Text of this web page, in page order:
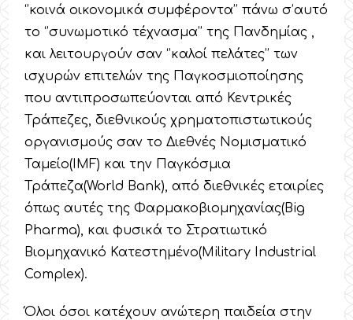
‘’κοινά οικονομικά συμφέροντα’’ πάνω σ’αυτό
το ‘’συνωμοτικό τέχνασμα’’ της Πανδημίας ,
και λειτουργούν σαν ‘’καλοί πελάτες’’ των
ισχυρών επιτελών της Παγκοσμιοποίησης
που αντιπροσωπεύονται από Κεντρικές
Τράπεζες, διεθνικούς χρηματοπιστωτικούς
οργανισμούς σαν το Διεθνές Νομισματικό
Ταμείο(IMF) και την Παγκόσμια
Τράπεζα(World Bank), από διεθνικές εταιρίες
όπως αυτές της Φαρμακοβιομηχανίας(Big
Pharma), και φυσικά το Στρατιωτικό
Βιομηχανικό Κατεστημένο(Military Industrial
Complex).
Όλοι όσοι κατέχουν ανώτερη παιδεία στην